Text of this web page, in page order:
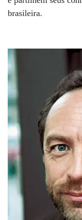
brasileira.